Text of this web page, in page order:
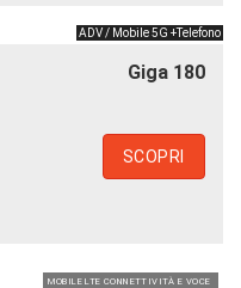
ADV / Mobile 5G +Telefono
Giga 180
SCOPRI
MOBILE LTE CONNETTIVITÀ E VOCE